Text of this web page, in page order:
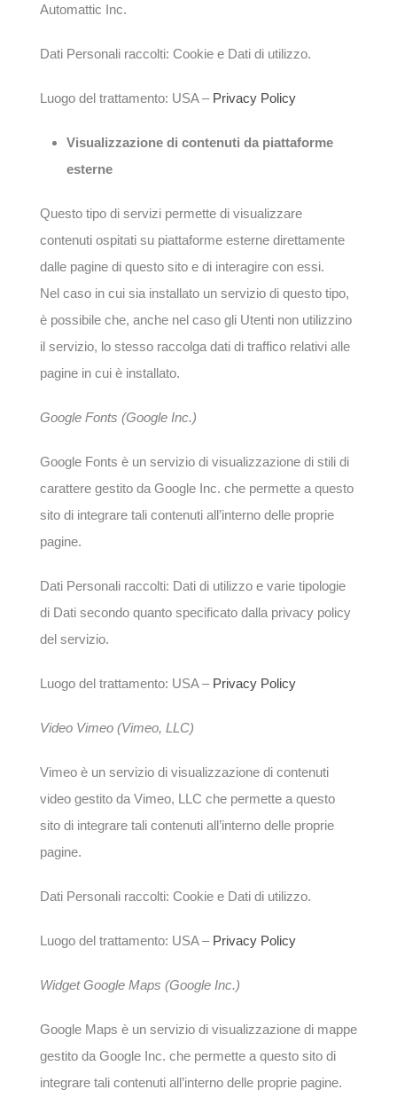
Automattic Inc.
Dati Personali raccolti: Cookie e Dati di utilizzo.
Luogo del trattamento: USA – Privacy Policy
Visualizzazione di contenuti da piattaforme
esterne
Questo tipo di servizi permette di visualizzare
contenuti ospitati su piattaforme esterne direttamente
dalle pagine di questo sito e di interagire con essi.
Nel caso in cui sia installato un servizio di questo tipo,
è possibile che, anche nel caso gli Utenti non utilizzino
il servizio, lo stesso raccolga dati di traffico relativi alle
pagine in cui è installato.
Google Fonts (Google Inc.)
Google Fonts è un servizio di visualizzazione di stili di
carattere gestito da Google Inc. che permette a questo
sito di integrare tali contenuti all’interno delle proprie
pagine.
Dati Personali raccolti: Dati di utilizzo e varie tipologie
di Dati secondo quanto specificato dalla privacy policy
del servizio.
Luogo del trattamento: USA – Privacy Policy
Video Vimeo (Vimeo, LLC)
Vimeo è un servizio di visualizzazione di contenuti
video gestito da Vimeo, LLC che permette a questo
sito di integrare tali contenuti all’interno delle proprie
pagine.
Dati Personali raccolti: Cookie e Dati di utilizzo.
Luogo del trattamento: USA – Privacy Policy
Widget Google Maps (Google Inc.)
Google Maps è un servizio di visualizzazione di mappe
gestito da Google Inc. che permette a questo sito di
integrare tali contenuti all’interno delle proprie pagine.